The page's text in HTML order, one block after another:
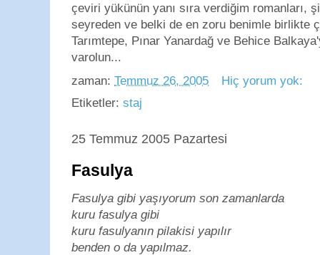
çeviri yükünün yanı sıra verdiğim romanları,
seyreden ve belki de en zoru benimle birlikte
Tarımtepe, Pınar Yanardağ ve Behice
varolun...
zaman: Temmuz 26, 2005
Hiç yorum yok:
Etiketler: staj
25 Temmuz 2005 Pazartesi
Fasulya
Fasulya gibi yaşıyorum son zamanlarda
kuru fasulya gibi
kuru fasulyanın pilakisi yapılır
benden o da yapılmaz.